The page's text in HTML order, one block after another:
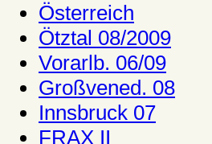
Österreich
Ötztal 08/2009
Vorarlb. 06/09
Großvened. 08
Innsbruck 07
FRAX II